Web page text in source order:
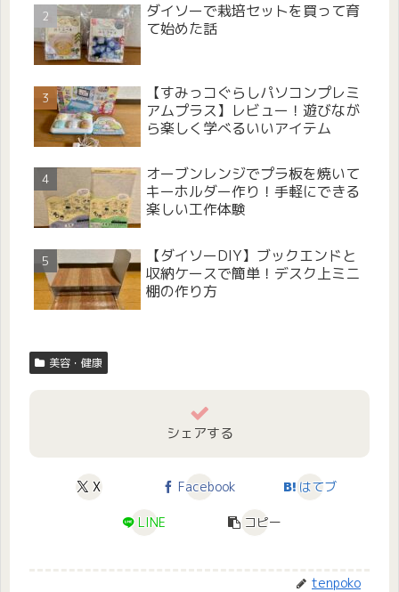
ダイソーで栽培セットを買って育
て始めた話
【すみっコぐらしパソコンプレミ
アムプラス】レビュー！遊びなが
ら楽しく学べるいいアイテム
オーブンレンジでプラ板を焼いて
キーホルダー作り！手軽にできる
楽しい工作体験
【ダイソーDIY】ブックエンドと
収納ケースで簡単！デスク上ミニ
棚の作り方
美容・健康
シェアする
X Facebook はてブ
LINE コピー
tenpoko